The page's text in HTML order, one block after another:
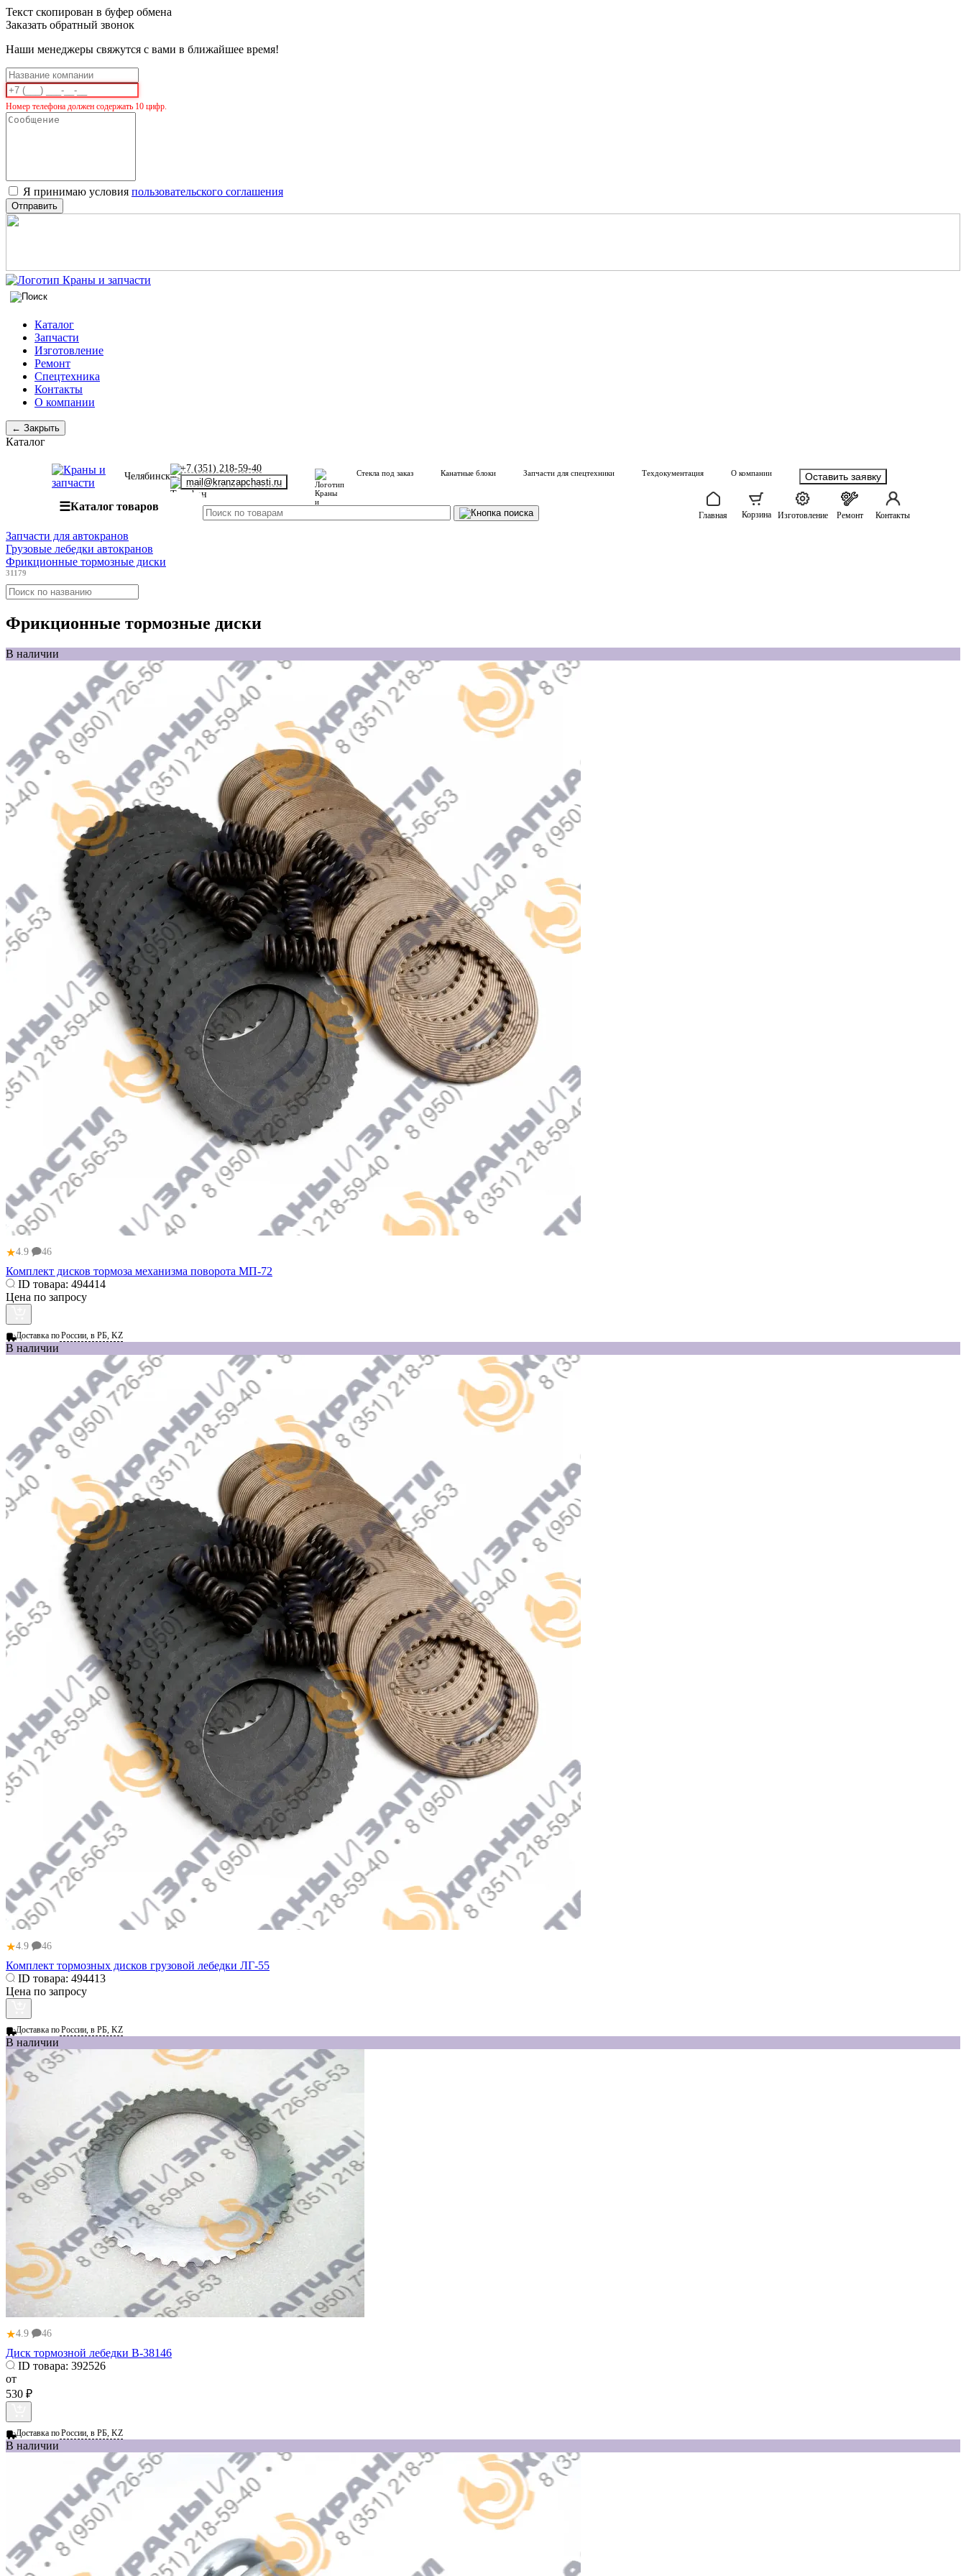
Текст скопирован в буфер обмена
Заказать обратный звонок
Наши менеджеры свяжутся с вами в ближайшее время!
Номер телефона должен содержать 10 цифр.
Я принимаю условия пользовательского соглашения
Отправить
Каталог
Запчасти
Изготовление
Ремонт
Спецтехника
Контакты
О компании
← Закрыть
Каталог
Челябинск
+7 (351) 218-59-40
mail@kranzapchasti.ru
Стекла под заказ Канатные блоки Запчасти для спецтехники Техдокументация О компании Оставить заявку
☰Каталог товаров
Главная Корзина Изготовление Ремонт Контакты
Запчасти для автокранов
Грузовые лебедки автокранов
Фрикционные тормозные диски
31179
Фрикционные тормозные диски
В наличии
★4.9 46
Комплект дисков тормоза механизма поворота МП-72
ID товара: 494414
Цена по запросу
Доставка поРоссии, в РБ, KZ
В наличии
★4.9 46
Комплект тормозных дисков грузовой лебедки ЛГ-55
ID товара: 494413
Цена по запросу
Доставка поРоссии, в РБ, KZ
В наличии
★4.9 46
Диск тормозной лебедки В-38146
ID товара: 392526
от
530 ₽
Доставка поРоссии, в РБ, KZ
В наличии